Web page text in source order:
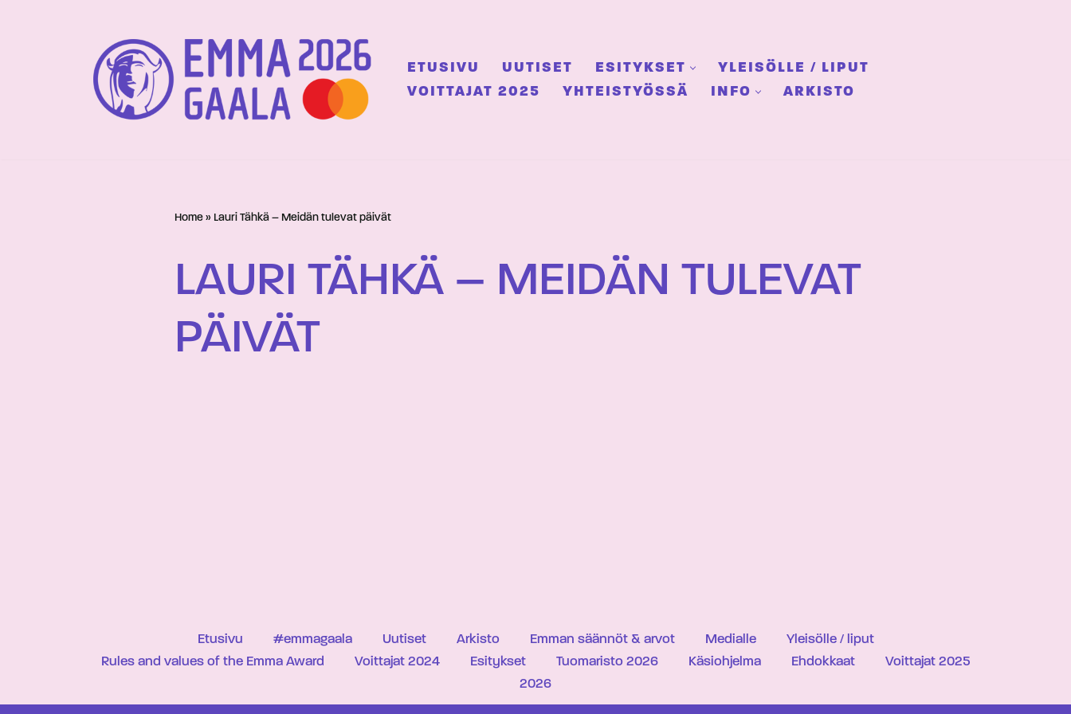
ETUSIVU UUTISET ESITYKSET
YLEISÖLLE / LIPUT
VOITTAJAT 2025
YHTEISTYÖSSÄ INFO ARKISTO
Home » Lauri Tähkä – Meidän tulevat päivät
LAURI TÄHKÄ – MEIDÄN TULEVAT
PÄIVÄT
Etusivu #emmagaala Uutiset Arkisto Emman säännöt & arvot Medialle
Yleisölle / liput
Rules and values of the Emma Award
Voittajat 2024 Esitykset Tuomaristo 2026 Käsiohjelma Ehdokkaat
Voittajat 2025
2026